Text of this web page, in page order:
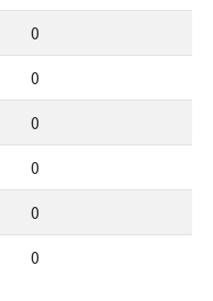
0
0
0
0
0
0